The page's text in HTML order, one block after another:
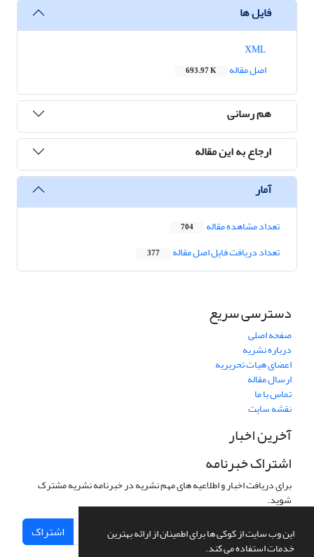
این وب سایت از کوکی ها برای اطمینان از ارائه بهترین
خدمات استفاده می کند.
فایل ها
اصل مقاله
693.97 K
هم رسانی
ارجاع به این مقاله
آمار
تعداد مشاهده مقاله 704
تعداد دریافت فایل اصل مقاله 377
دسترسی سریع
صفحه اصلی
درباره نشریه
اعضای هیات تحریریه
ارسال مقاله
تماس با ما
نقشه سایت
آخرین اخبار
اشتراک خبرنامه
برای دریافت اخبار و اطلاعیه های مهم نشریه در خبرنامه نشریه مشترک
شوید.
اشتراک